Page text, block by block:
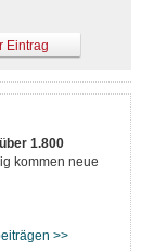
Eintrag
über 1.800
kommen neue
>>